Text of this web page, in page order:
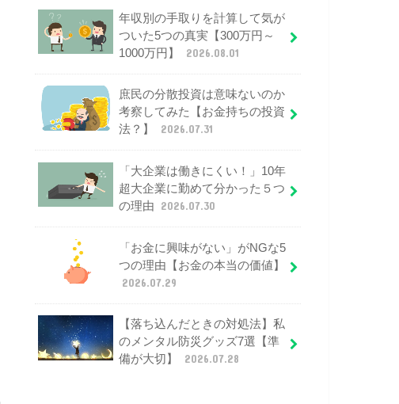
年収別の手取りを計算して気が
ついた5つの真実【300万円～
1000万円】
2026.08.01
庶民の分散投資は意味ないのか
考察してみた【お金持ちの投資
法？】
2026.07.31
「大企業は働きにくい！」10年
超大企業に勤めて分かった５つ
の理由
2026.07.30
「お金に興味がない」がNGな5
つの理由【お金の本当の価値】
2026.07.29
【落ち込んだときの対処法】私
のメンタル防災グッズ7選【準
備が大切】
2026.07.28